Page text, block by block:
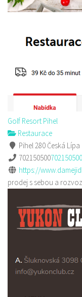
Golf Resort Pihel
Restaurace
Pihel 280 Česká Lípa
702150500702150500
https://
prodej s sebou a rozvoz